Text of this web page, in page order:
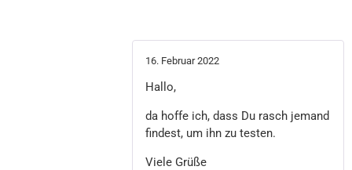
16. Februar 2022
Hallo,
da hoffe ich, dass Du rasch jemand
findest, um ihn zu testen.
Viele Grüße